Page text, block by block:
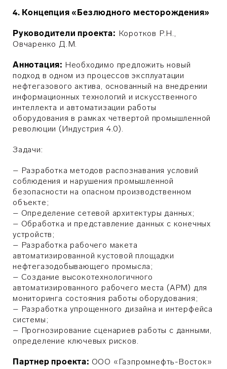
4. Концепция «Безлюдного месторождения»
Руководители проекта: Коротков Р.Н.,
Овчаренко Д.М.
Аннотация: Необходимо предложить новый
подход в одном из процессов эксплуатации
нефтегазового актива, основанный на внедрении
информационных технологий и искусственного
интеллекта и автоматизации работы
оборудования в рамках четвертой промышленной
революции (Индустрия 4.0).
Задачи:
– Разработка методов распознавания условий
соблюдения и нарушения промышленной
безопасности на опасном производственном
объекте;
– Определение сетевой архитектуры данных;
– Обработка и представление данных с конечных
устройств;
– Разработка рабочего макета
автоматизированной кустовой площадки
нефтегазодобывающего промысла;
– Создание высокотехнологичного
автоматизированного рабочего места (АРМ) для
мониторинга состояния работы оборудования;
– Разработка упрощенного дизайна и интерфейса
системы;
– Прогнозирование сценариев работы с данными,
определение ключевых рисков.
Партнер проекта: ООО «Газпромнефть-Восток»